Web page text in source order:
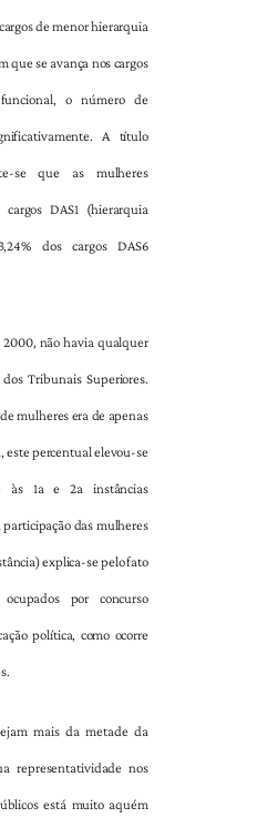
de menor hierarquia
que se avança nos cargos
o número de
A título
se que as mulheres
DAS1 (hierarquia
dos cargos DAS6
2000, não havia qualquer
Tribunais Superiores.
mulheres era de apenas
este percentual elevou-se
às 1a e 2a instâncias
das mulheres
explica-se pelo fato
por concurso
política, como ocorre
mais da metade da
representatividade nos
está muito aquém